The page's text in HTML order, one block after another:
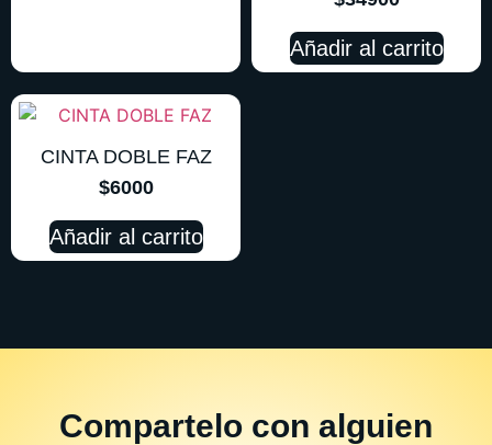
Añadir al carrito
CINTA DOBLE FAZ
$6000
Añadir al carrito
Compartelo con alguien